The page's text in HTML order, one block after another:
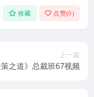
收藏 点赞(0)
上一篇
之道》总裁班67视频